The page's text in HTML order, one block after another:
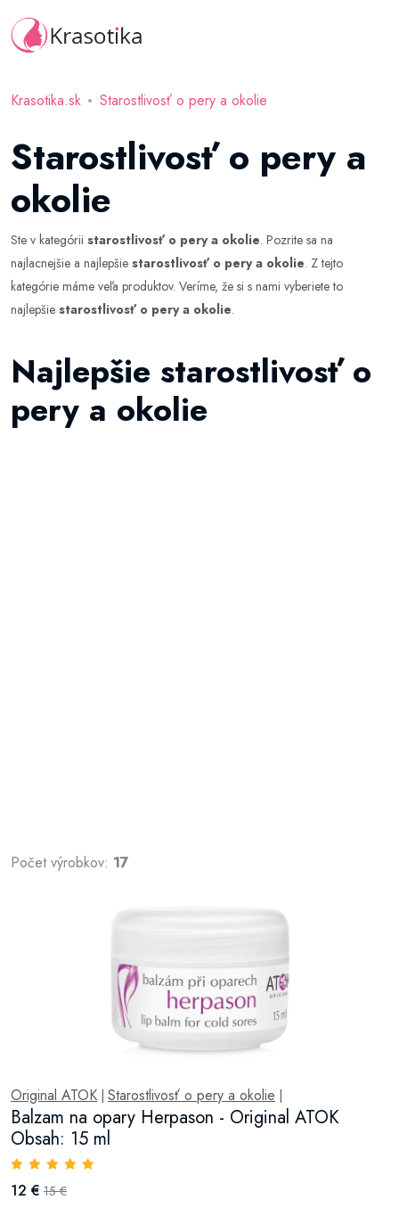
Krasotika.sk Starostlivosť o pery a okolie
Starostlivosť o pery a
okolie
Ste v kategórii starostlivosť o pery a okolie. Pozrite sa na
najlacnejšie a najlepšie starostlivosť o pery a okolie. Z tejto
kategórie máme veľa produktov. Veríme, že si s nami vyberiete to
najlepšie starostlivosť o pery a okolie.
Najlepšie starostlivosť o
pery a okolie
Počet výrobkov: 17
Original ATOK Starostlivosť o pery a okolie
Balzam na opary Herpason - Original ATOK
Obsah: 15 ml
12 € 15 €